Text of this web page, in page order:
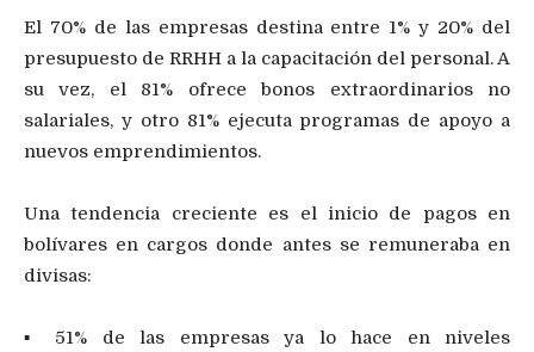
El 70% de las empresas destina entre 1% y 20% del
presupuesto de RRHH a la capacitación del personal. A
su vez, el 81% ofrece bonos extraordinarios no
salariales, y otro 81% ejecuta programas de apoyo a
nuevos emprendimientos.
Una tendencia creciente es el inicio de pagos en
bolívares en cargos donde antes se remuneraba en
divisas:
▪ 51% de las empresas ya lo hace en niveles